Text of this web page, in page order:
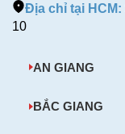
Địa chỉ tại HCM:
10
AN GIANG
BẮC GIANG